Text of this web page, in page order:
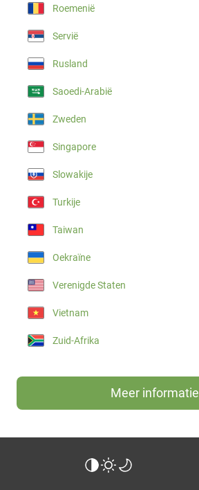
Roemenië
Servië
Rusland
Saoedi-Arabië
Zweden
Singapore
Slowakije
Turkije
Taiwan
Oekraïne
Verenigde Staten
Vietnam
Zuid-Afrika
Meer informatie